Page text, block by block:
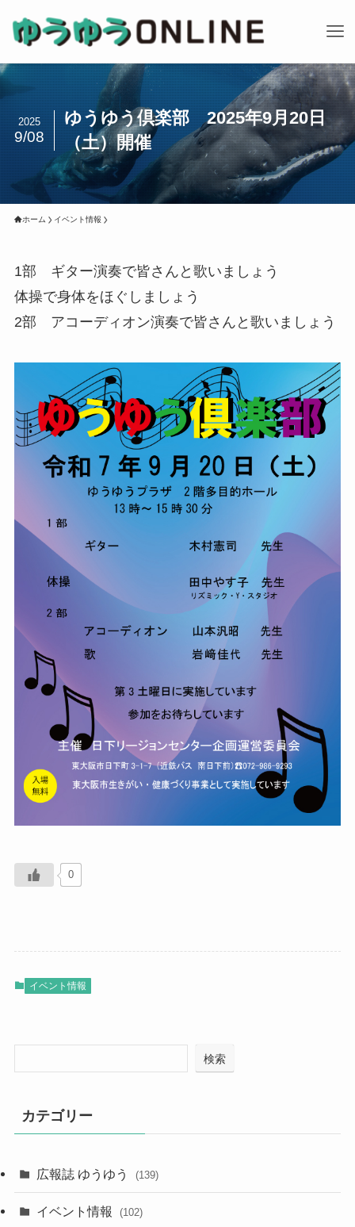
ゆうゆう倶楽部 2025年9月20日
（土）開催
2025
9/08
ホーム イベント情報
1部 ギター演奏で皆さんと歌いましょう
体操で身体をほぐしましょう
2部 アコーディオン演奏で皆さんと歌いましょう
0
イベント情報
検索
カテゴリー
広報誌 ゆうゆう (139)
イベント情報 (102)